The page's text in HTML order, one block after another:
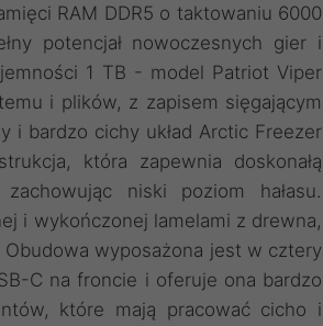
RAM DDR5 o taktowaniu 6000
potencjał nowoczesnych gier i
1 TB - model Patriot Viper
i plików, z zapisem sięgającym
i bardzo cichy układ Arctic Freezer
która zapewnia doskonałą
niski poziom hałasu.
i wykończonej lamelami z drewna,
wyposażona jest w cztery
C na froncie i oferuje ona bardzo
które mają pracować cicho i